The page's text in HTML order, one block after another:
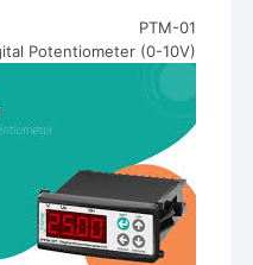
PTM-01
Potentiometer (0-10V)